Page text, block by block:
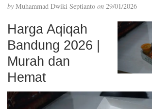
by Muhammad Dwiki Septianto on 29/01/2026
Harga Aqiqah
Bandung 2026 |
Murah dan
Hemat